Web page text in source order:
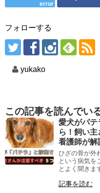
error
フォローする
yukako
この記事を読んでい
愛犬がパテ
ら！飼い
看護師が解
ひざの骨が外
という病気を
とよく聞きま
記事を読む